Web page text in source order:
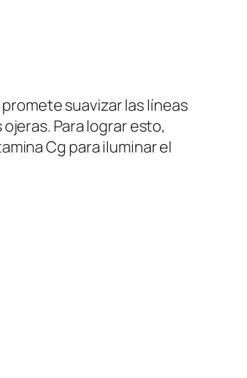
suavizar las líneas
Para lograr esto,
Cg para iluminar el